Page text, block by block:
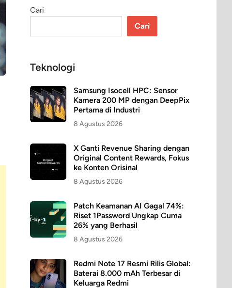
Cari
Cari
Teknologi
Samsung Isocell HPC: Sensor
Kamera 200 MP dengan DeepPix
Pertama di Industri
8 Agustus 2026
X Ganti Revenue Sharing dengan
Original Content Rewards, Fokus
ke Konten Orisinal
8 Agustus 2026
Patch Keamanan AI Gagal 74%:
Riset 1Password Ungkap Cuma
26% yang Berhasil
8 Agustus 2026
Redmi Note 17 Resmi Rilis Global:
Baterai 8.000 mAh Terbesar di
Keluarga Redmi